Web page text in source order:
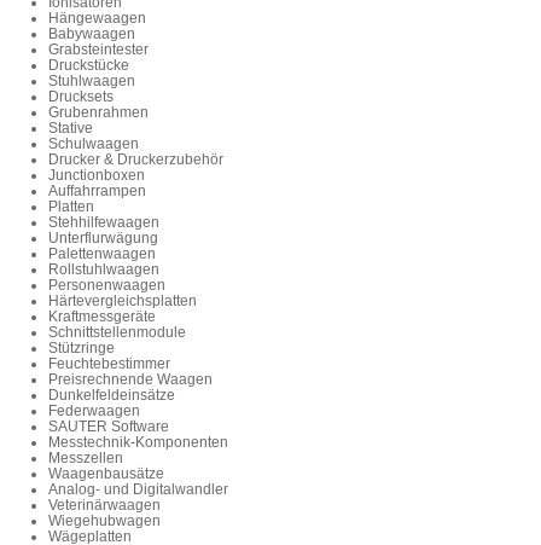
Hängewaagen
Babywaagen
Grabsteintester
Druckstücke
Stuhlwaagen
Drucksets
Grubenrahmen
Stative
Schulwaagen
Drucker & Druckerzubehör
Junctionboxen
Auffahrrampen
Platten
Stehhilfewaagen
Unterflurwägung
Palettenwaagen
Rollstuhlwaagen
Personenwaagen
Härtevergleichsplatten
Kraftmessgeräte
Schnittstellenmodule
Stützringe
Feuchtebestimmer
Preisrechnende Waagen
Dunkelfeldeinsätze
Federwaagen
SAUTER Software
Messtechnik-Komponenten
Messzellen
Waagenbausätze
Analog- und Digitalwandler
Veterinärwaagen
Wiegehubwagen
Wägeplatten